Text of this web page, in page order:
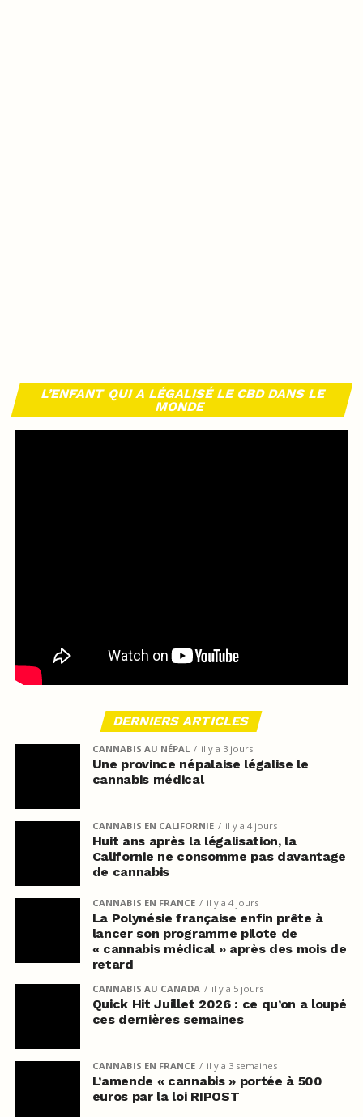
L’ENFANT QUI A LÉGALISÉ LE CBD DANS LE
MONDE
DERNIERS ARTICLES
CANNABIS AU NÉPAL il y a 3 jours
Une province népalaise légalise le
cannabis médical
CANNABIS EN CALIFORNIE il y a 4 jours
Huit ans après la légalisation, la
Californie ne consomme pas davantage
de cannabis
CANNABIS EN FRANCE il y a 4 jours
La Polynésie française enfin prête à
lancer son programme pilote de
« cannabis médical » après des mois de
retard
CANNABIS AU CANADA il y a 5 jours
Quick Hit Juillet 2026 : ce qu’on a loupé
ces dernières semaines
CANNABIS EN FRANCE il y a 3 semaines
L’amende « cannabis » portée à 500
euros par la loi RIPOST